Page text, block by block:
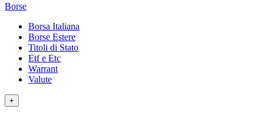
Borse
Borsa Italiana
Borse Estere
Titoli di Stato
Etf e Etc
Warrant
Valute
+